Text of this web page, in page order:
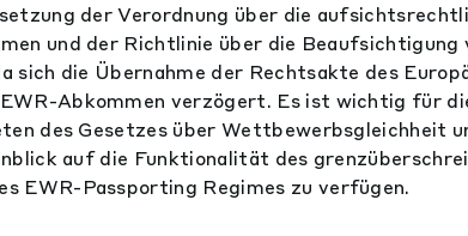
der Verordnung über die
und der Richtlinie über die Beaufsichtigung
sich die Übernahme der Rechtsakte des
Abkommen verzögert. Es ist wichtig für
des Gesetzes über Wettbewerbsgleichheit
auf die Funktionalität des
EWR-Passporting Regimes zu verfügen.